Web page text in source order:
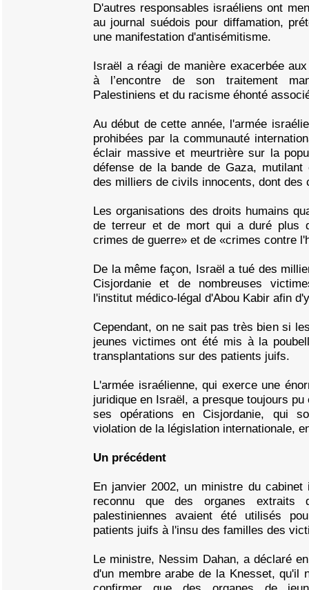
D'autres responsables israéliens ont
au journal suédois pour diffamation,
une manifestation d'antisémitisme.
Israël a réagi de manière exacerbée
à l’encontre de son traitement
Palestiniens et du racisme éhonté
Au début de cette année, l'armée
prohibées par la communauté
éclair massive et meurtrière sur la
défense de la bande de Gaza,
des milliers de civils innocents, dont des
Les organisations des droits humains
de terreur et de mort qui a duré plus
crimes de guerre» et de «crimes contre
De la même façon, Israël a tué des
Cisjordanie et de nombreuses
l'institut médico-légal d'Abou Kabir afin
Cependant, on ne sait pas très bien si
jeunes victimes ont été mis à la
transplantations sur des patients juifs.
L'armée israélienne, qui exerce une
juridique en Israël, a presque toujours
ses opérations en Cisjordanie, qui
violation de la législation internationale,
Un précédent
En janvier 2002, un ministre du cabinet
reconnu que des organes extraits
palestiniennes avaient été utilisés
patients juifs à l'insu des familles des
Le ministre, Nessim Dahan, a déclaré
d'un membre arabe de la Knesset, qu'il